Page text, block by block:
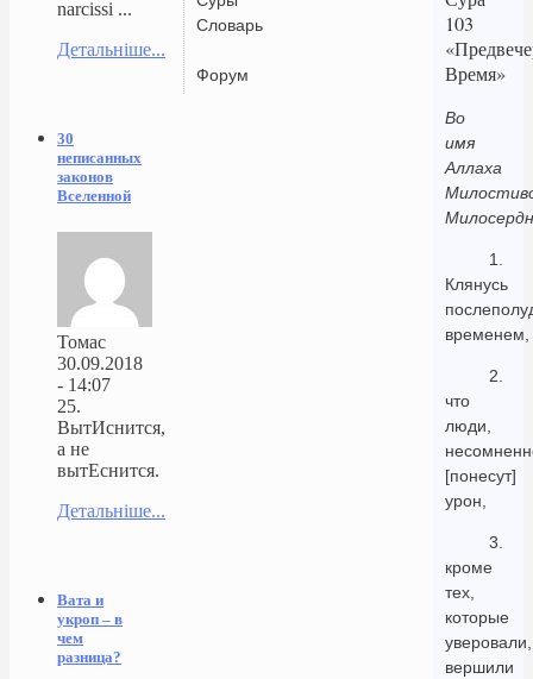
Словарь
Форум
103
Время»
Во
имя
Аллаха
1.
Клянусь
временем,
2.
что
люди,
[понесут]
урон,
3.
кроме
тех,
которые
уверовали,
вершили
narcissi ...
Детальніше...
30
неписанных
законов
Вселенной
Томас
30.09.2018
- 14:07
25.
ВытИснится,
а не
вытЕснится.
Детальніше...
Вата и
укроп – в
чем
разница?